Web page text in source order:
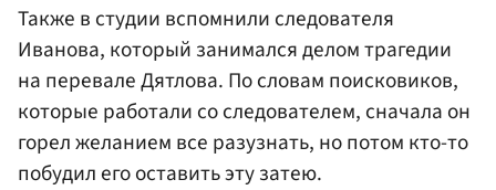
Также в студии вспомнили следователя
Иванова, который занимался делом трагедии
на перевале Дятлова. По словам поисковиков,
которые работали со следователем, сначала он
горел желанием все разузнать, но потом кто-то
побудил его оставить эту затею.